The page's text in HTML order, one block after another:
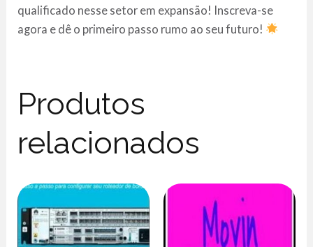
qualificado nesse setor em expansão! Inscreva-se
agora e dê o primeiro passo rumo ao seu futuro!
Produtos
relacionados